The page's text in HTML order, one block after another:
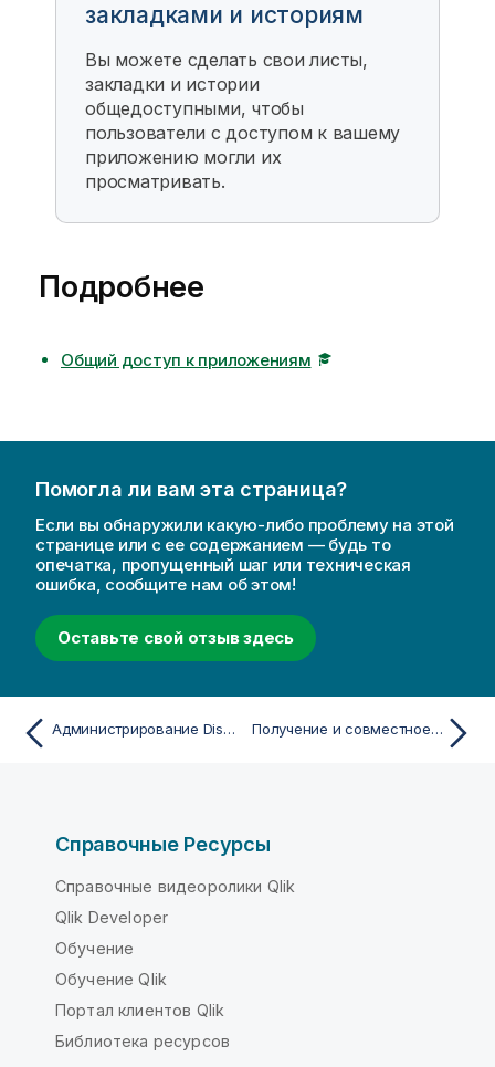
закладками и историям
Вы можете сделать свои листы,
закладки и истории
общедоступными, чтобы
пользователи с доступом к вашему
приложению могли их
просматривать.
Подробнее
Общий доступ к приложениям
Помогла ли вам эта страница?
Если вы обнаружили какую-либо проблему на этой
странице или с ее содержанием — будь то
опечатка, пропущенный шаг или техническая
ошибка, сообщите нам об этом!
Оставьте свой отзыв здесь
Администрирование Discovery Agent Получение и совместное использование наблюдений с помощью примечаний
Справочные Ресурсы
Справочные видеоролики Qlik
Qlik Developer
Обучение
Обучение Qlik
Портал клиентов Qlik
Библиотека ресурсов